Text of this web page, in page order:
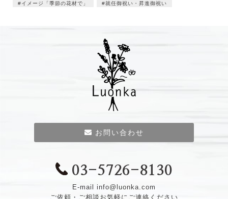
イメージ「季節の花材で」
就任御祝い・昇進御祝い
お問い合わせ
03-5726-8130
E-mail info@luonka.com
ご依頼・ご相談お気軽にご連絡ください